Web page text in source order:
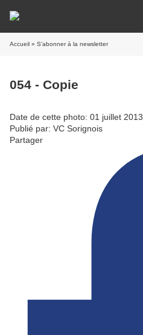
Accueil » S'abonner à la newsletter
054 - Copie
Date de cette photo: 01 juillet 2013
Publié par: VC Sorignois
Partager